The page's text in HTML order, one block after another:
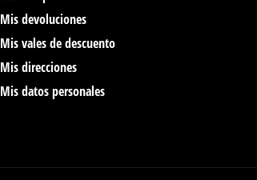
Mis devoluciones
Mis vales de descuento
Mis direcciones
Mis datos personales